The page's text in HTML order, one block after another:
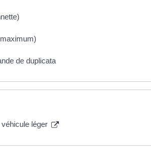
de duplicata
léger